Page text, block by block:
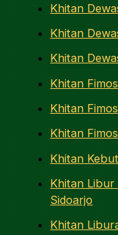
Khitan
Khitan
Khitan
Khitan
Khitan
Khitan
Khitan
Khitan
Sidoarjo
Khitan